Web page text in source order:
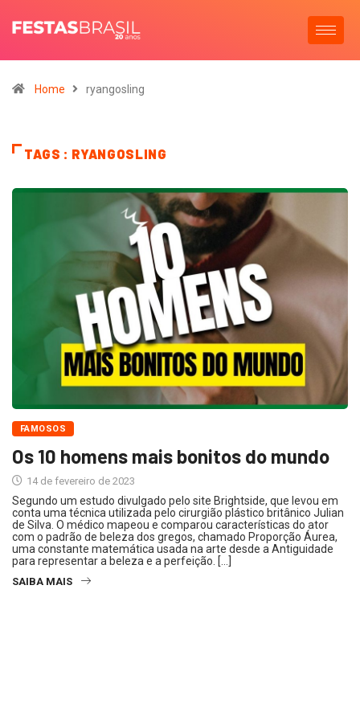
Home ryangosling
TAGS : RYANGOSLING
FAMOSOS
Os 10 homens mais bonitos do mundo
14 de fevereiro de 2023
Segundo um estudo divulgado pelo site Brightside, que levou em
conta uma técnica utilizada pelo cirurgião plástico britânico Julian
de Silva. O médico mapeou e comparou características do ator
com o padrão de beleza dos gregos, chamado Proporção Áurea,
uma constante matemática usada na arte desde a Antiguidade
para representar a beleza e a perfeição. […]
SAIBA MAIS